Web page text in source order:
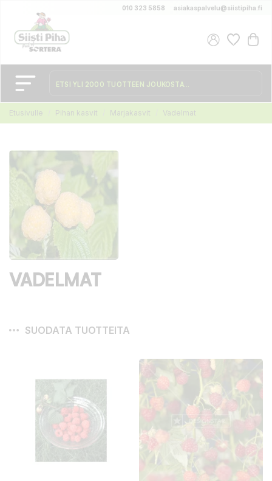
010 323 5858 asiakaspalvelu@siistipiha.fi
Etusivulle Pihan kasvit Marjakasvit Vadelmat
VADELMAT
SUODATA TUOTTEITA